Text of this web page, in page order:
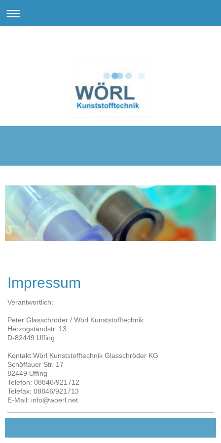
Impressum
Verantwortlich:
Peter Glasschröder / Wörl Kunststofftechnik
Herzogstandstr. 13
D-82449 Uffing
Kontakt:Wörl Kunststofftechnik Glasschröder KG
Schöffauer Str. 17
82449 Uffing
Telefon: 08846/921712
Telefax: 08846/921713
E-Mail: info@woerl.net